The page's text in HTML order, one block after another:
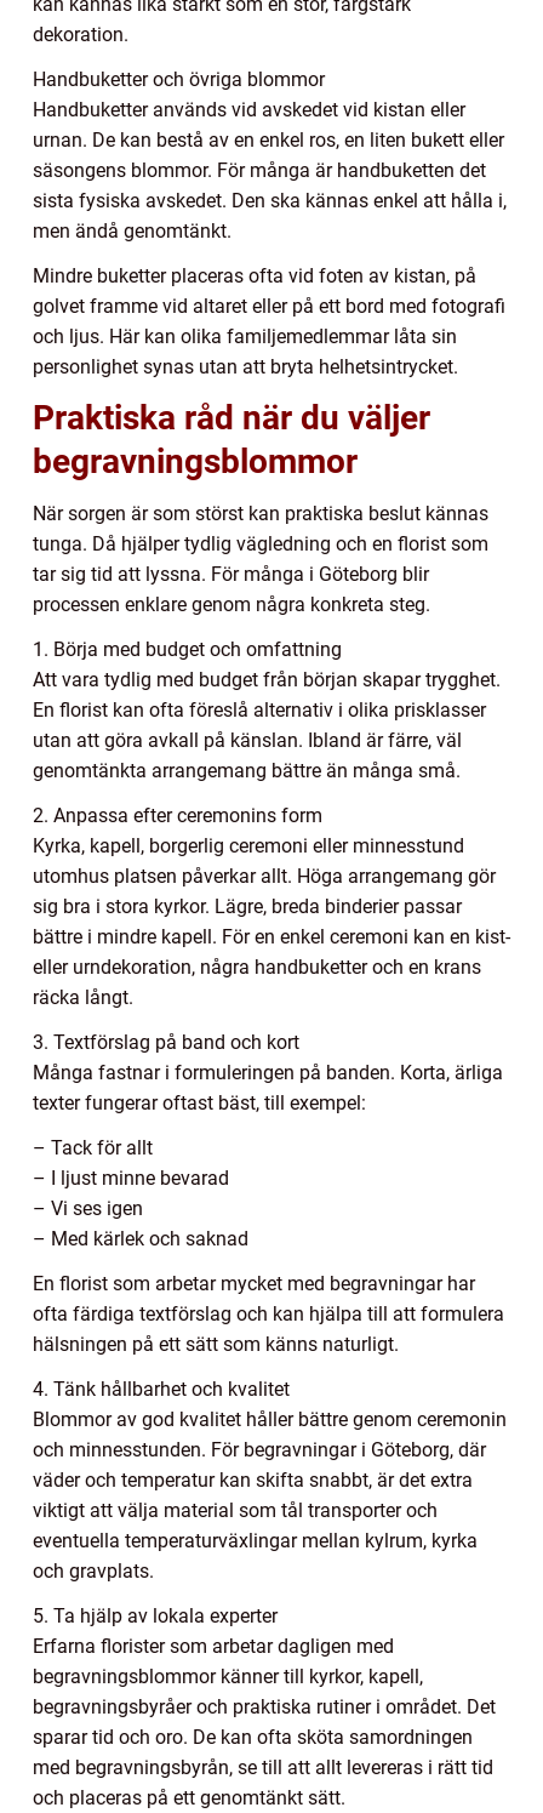
dekoration.
Handbuketter och övriga blommor
Handbuketter används vid avskedet vid kistan eller
urnan. De kan bestå av en enkel ros, en liten bukett eller
säsongens blommor. För många är handbuketten det
sista fysiska avskedet. Den ska kännas enkel att hålla i,
men ändå genomtänkt.
Mindre buketter placeras ofta vid foten av kistan, på
golvet framme vid altaret eller på ett bord med fotografi
och ljus. Här kan olika familjemedlemmar låta sin
personlighet synas utan att bryta helhetsintrycket.
Praktiska råd när du väljer
begravningsblommor
När sorgen är som störst kan praktiska beslut kännas
tunga. Då hjälper tydlig vägledning och en florist som
tar sig tid att lyssna. För många i Göteborg blir
processen enklare genom några konkreta steg.
1. Börja med budget och omfattning
Att vara tydlig med budget från början skapar trygghet.
En florist kan ofta föreslå alternativ i olika prisklasser
utan att göra avkall på känslan. Ibland är färre, väl
genomtänkta arrangemang bättre än många små.
2. Anpassa efter ceremonins form
Kyrka, kapell, borgerlig ceremoni eller minnesstund
utomhus platsen påverkar allt. Höga arrangemang gör
sig bra i stora kyrkor. Lägre, breda binderier passar
bättre i mindre kapell. För en enkel ceremoni kan en kist-
eller urndekoration, några handbuketter och en krans
räcka långt.
3. Textförslag på band och kort
Många fastnar i formuleringen på banden. Korta, ärliga
texter fungerar oftast bäst, till exempel:
– Tack för allt
– I ljust minne bevarad
– Vi ses igen
– Med kärlek och saknad
En florist som arbetar mycket med begravningar har
ofta färdiga textförslag och kan hjälpa till att formulera
hälsningen på ett sätt som känns naturligt.
4. Tänk hållbarhet och kvalitet
Blommor av god kvalitet håller bättre genom ceremonin
och minnesstunden. För begravningar i Göteborg, där
väder och temperatur kan skifta snabbt, är det extra
viktigt att välja material som tål transporter och
eventuella temperaturväxlingar mellan kylrum, kyrka
och gravplats.
5. Ta hjälp av lokala experter
Erfarna florister som arbetar dagligen med
begravningsblommor känner till kyrkor, kapell,
begravningsbyråer och praktiska rutiner i området. Det
sparar tid och oro. De kan ofta sköta samordningen
med begravningsbyrån, se till att allt levereras i rätt tid
och placeras på ett genomtänkt sätt.